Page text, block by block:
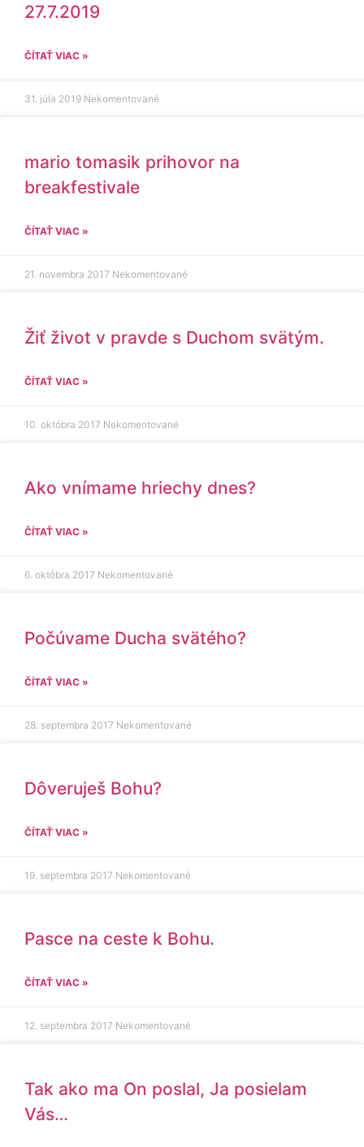
27.7.2019
ČÍTAŤ VIAC »
31. júla 2019 Nekomentované
mario tomasik prihovor na
breakfestivale
ČÍTAŤ VIAC »
21. novembra 2017 Nekomentované
Žiť život v pravde s Duchom svätým.
ČÍTAŤ VIAC »
10. októbra 2017 Nekomentované
Ako vnímame hriechy dnes?
ČÍTAŤ VIAC »
6. októbra 2017 Nekomentované
Počúvame Ducha svätého?
ČÍTAŤ VIAC »
28. septembra 2017 Nekomentované
Dôveruješ Bohu?
ČÍTAŤ VIAC »
19. septembra 2017 Nekomentované
Pasce na ceste k Bohu.
ČÍTAŤ VIAC »
12. septembra 2017 Nekomentované
Tak ako ma On poslal, Ja posielam
Vás…